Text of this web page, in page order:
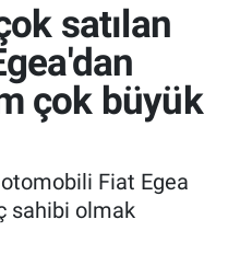
satılan
çok büyük
Fiat Egea
sahibi olmak